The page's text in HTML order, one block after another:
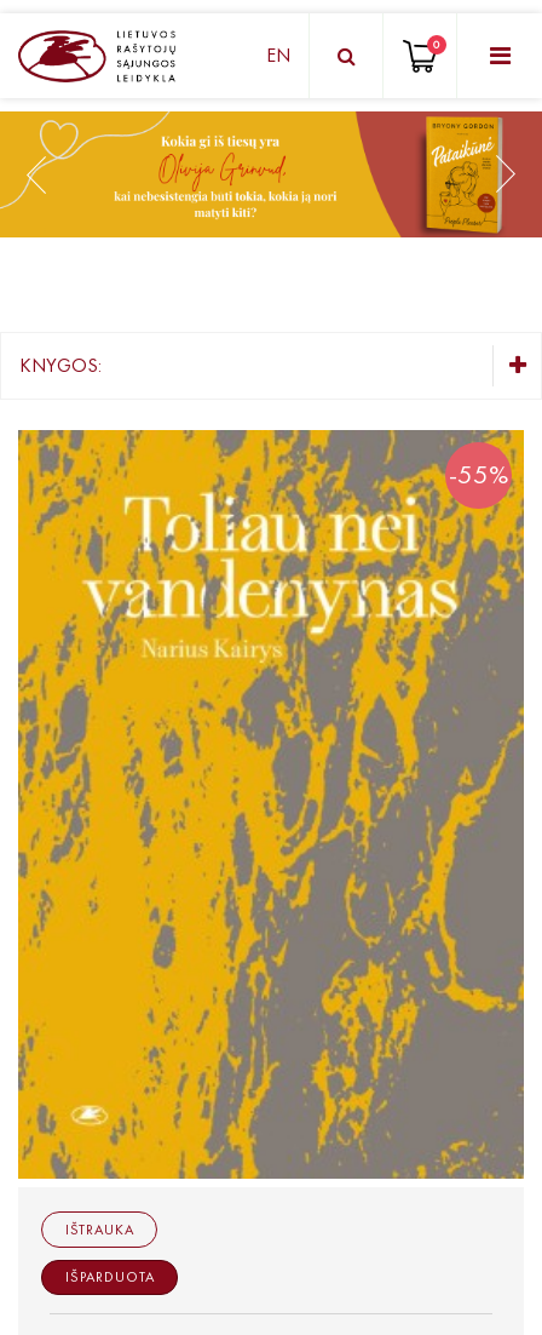
KNYGŲ DĖŽUTĖ - STAIGMENA
Grožinė literatūra
Knygos su autografais
KNYGOS PIGIAU
Išparduota
EN 0
KNYGOS:
Grožinė literatūra
Lietuvių autorių literatūra
Užsienio autorių literatūra
Trileriai, detektyvai
Klasika
Apsakymai, novelės
Poezija, pjesės
Esė
Pirmoji knyga (PK)
Lietuvių literatūros lobynas. XX amžius
Knygos vaikams ir paaugliams
Negrožinė literatūra
El. knygos
Audioknygos
Knygos su autografais
KNYGOS PIGIAU
Išparduota
-55%
IŠTRAUKA
IŠPARDUOTA